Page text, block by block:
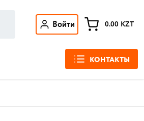
Войти 0.00 KZT
КОНТАКТЫ